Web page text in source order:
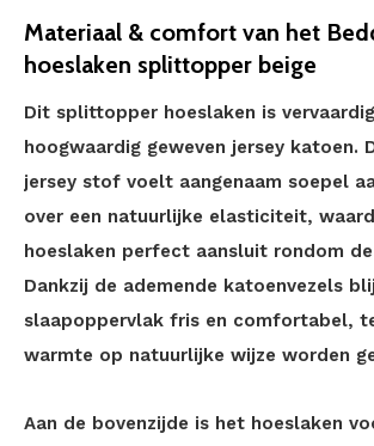
Materiaal & comfort van het
hoeslaken splittopper beige
Dit splittopper hoeslaken is
hoogwaardig geweven jersey katoen.
jersey stof voelt aangenaam soepel
over een natuurlijke elasticiteit,
hoeslaken perfect aansluit rondom
Dankzij de ademende katoenvezels
slaapoppervlak fris en comfortabel,
warmte op natuurlijke wijze worden
Aan de bovenzijde is het hoeslaken